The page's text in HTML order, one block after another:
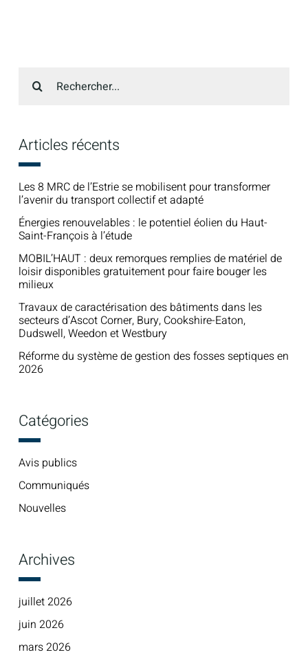
sur
:
Articles récents
Les 8 MRC de l’Estrie se mobilisent pour transformer
l’avenir du transport collectif et adapté
Énergies renouvelables : le potentiel éolien du Haut-
Saint-François à l’étude
MOBIL’HAUT : deux remorques remplies de matériel de
loisir disponibles gratuitement pour faire bouger les
milieux
Travaux de caractérisation des bâtiments dans les
secteurs d’Ascot Corner, Bury, Cookshire-Eaton,
Dudswell, Weedon et Westbury
Réforme du système de gestion des fosses septiques en
2026
Catégories
Avis publics
Communiqués
Nouvelles
Archives
juillet 2026
juin 2026
mars 2026